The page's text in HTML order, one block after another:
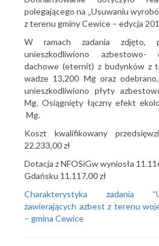
polegającego na „Usuwaniu
z terenu gminy Cewice – edycja
W ramach zadania zdjęto,
unieszkodliwiono azbestowo-
dachowe (eternit) z budynków z
wadze 13,200 Mg oraz
unieszkodliwiono płyty
Mg. Osiągnięty łączny efekt
Mg.
Koszt kwalifikowany
22.233,00 zł
Dotacja z NFOSiGw wyniosła
Gdańsku 11.117,00 zł
Charakterystyka zadania
zawierających azbest z terenu
– gmina Cewice